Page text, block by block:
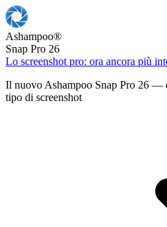
Ashampoo®
Snap Pro 26
Lo screenshot pro: ora ancora più
Il nuovo Ashampoo Snap Pro 26 —
tipo di screenshot